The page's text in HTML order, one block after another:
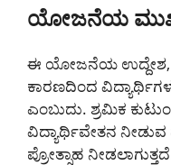
ಯೋಜನೆಯ
ಈ ಯೋಜನೆಯ ಉದ್ದೇಶ,
ಕಾರಣದಿಂದ
ಎಂಬುದು. ಶ್ರಮಿಕ
ವಿದ್ಯಾರ್ಥಿವೇತನ
ಪ್ರೋತ್ಸಾಹ